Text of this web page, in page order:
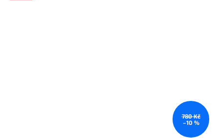
780 Kč
–10 %